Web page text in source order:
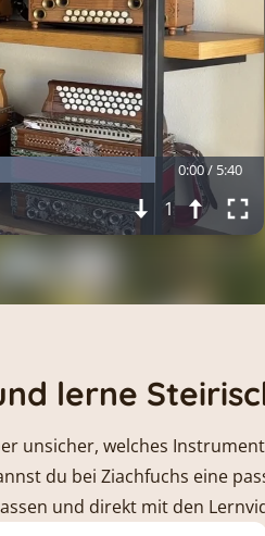
0:00 / 5:40
1
lerne
unsicher, welches
du bei Ziachfuchs eine
und direkt mit den